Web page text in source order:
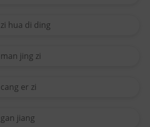
zi hua di ding
man jing zi
cang er zi
gan jiang